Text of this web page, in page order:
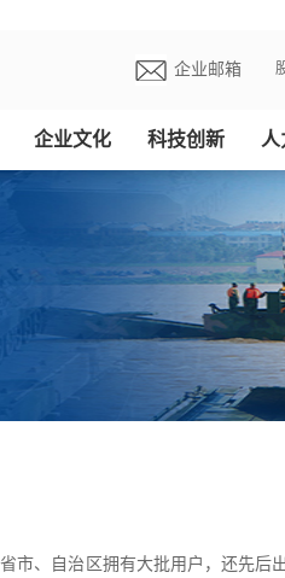
企业邮箱
企业文化 科技创新
市、自治区拥有大批用户，还先